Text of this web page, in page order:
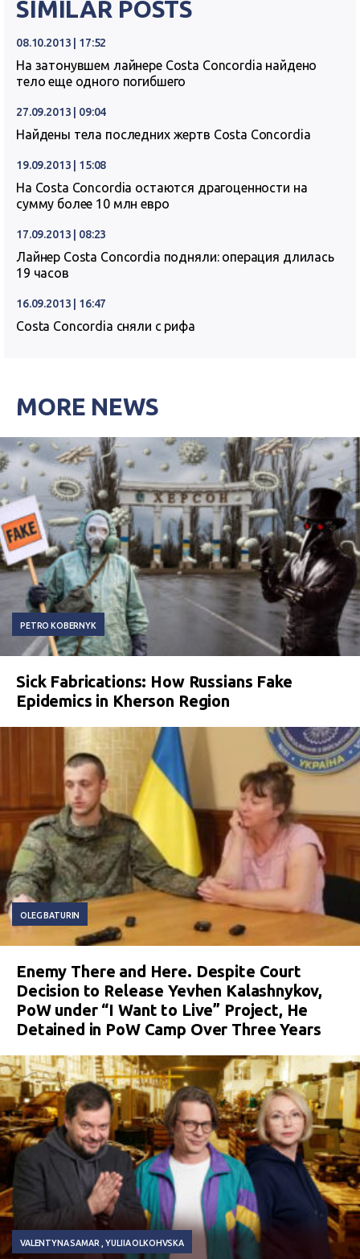
SIMILAR POSTS
08.10.2013 | 17:52
На затонувшем лайнере Costa Concordia найдено
тело еще одного погибшего
27.09.2013 | 09:04
Найдены тела последних жертв Costa Concordia
19.09.2013 | 15:08
На Costa Concordia остаются драгоценности на
сумму более 10 млн евро
17.09.2013 | 08:23
Лайнер Costa Concordia подняли: операция длилась
19 часов
16.09.2013 | 16:47
Costa Concordia сняли с рифа
MORE NEWS
PETRO KOBERNYK
Sick Fabrications: How Russians Fake
Epidemics in Kherson Region
OLEG BATURIN
Enemy There and Here. Despite Court
Decision to Release Yevhen Kalashnykov,
PoW under “I Want to Live” Project, He
Detained in PoW Camp Over Three Years
VALENTYNA SAMAR YULIIA OLKOHVSKA